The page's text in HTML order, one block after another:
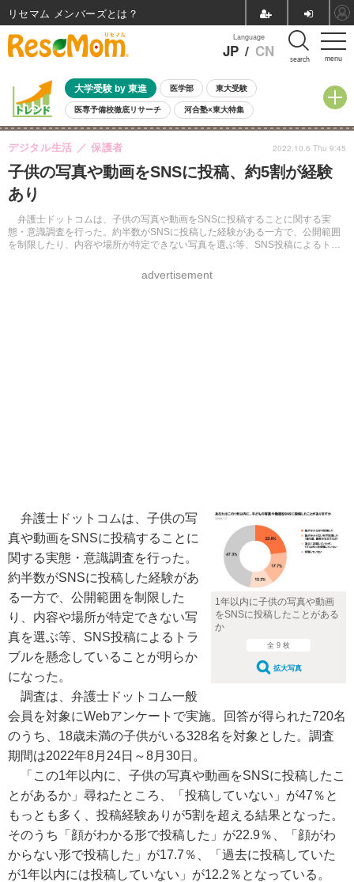
menu
Language
JP / CN search
大学受験 by 東進 医学部 東大受験
医専予備校徹底リサーチ 河合塾×東大特集
親子で考える大学選び 高校受験 中学受験 小学校受験
共通テスト 夏休み
8月開催イベント・WS 全国公立高校 過去問 人気記事
自由研究教材（小学生向け）
子供の写真や動画をSNSに投稿、約5割が経験
あり
弁護士ドットコムは、子供の写真や動画をSNSに投稿することに関する実
態・意識調査を行った。約半数がSNSに投稿した経験がある一方で、公開範囲
を制限したり、内容や場所が特定できない写真を選ぶ等、SNS投稿によるトラ
デジタル生活 保護者
advertisement
2022.10.6 Thu 9:45
1年以内に子供の写真や動画
をSNSに投稿したことがある
か
全 9 枚
拡大写真
弁護士ドットコムは、子供の写
真や動画をSNSに投稿することに
関する実態・意識調査を行った。
約半数がSNSに投稿した経験があ
る一方で、公開範囲を制限した
り、内容や場所が特定できない写
真を選ぶ等、SNS投稿によるトラ
ブルを懸念していることが明らか
になった。
調査は、弁護士ドットコム一般
会員を対象にWebアンケートで実施。回答が得られた720名
のうち、18歳未満の子供がいる328名を対象とした。調査
期間は2022年8月24日～8月30日。
「この1年以内に、子供の写真や動画をSNSに投稿したこ
とがあるか」尋ねたところ、「投稿していない」が47％と
もっとも多く、投稿経験ありが5割を超える結果となった。
そのうち「顔がわかる形で投稿した」が22.9％、「顔がわ
からない形で投稿した」が17.7％、「過去に投稿していた
が1年以内には投稿していない」が12.2％となっている。
リセマム メンバーズ